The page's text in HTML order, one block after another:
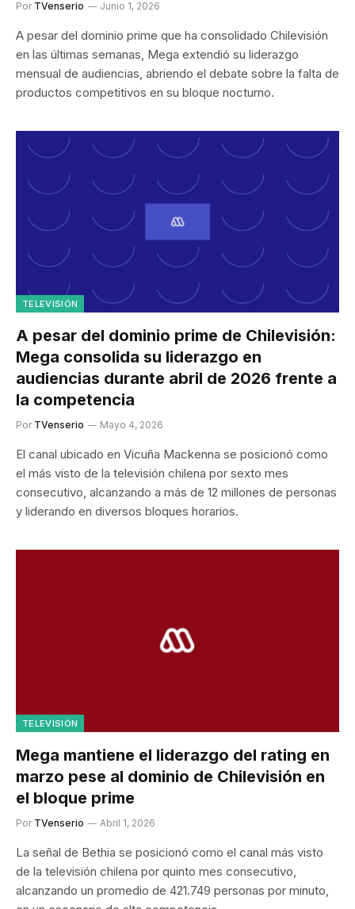
Por TVenserio Junio 1, 2026
A pesar del dominio prime que ha consolidado Chilevisión
en las últimas semanas, Mega extendió su liderazgo
mensual de audiencias, abriendo el debate sobre la falta de
productos competitivos en su bloque nocturno.
TELEVISIÓN
A pesar del dominio prime de Chilevisión:
Mega consolida su liderazgo en
audiencias durante abril de 2026 frente a
la competencia
Por TVenserio Mayo 4, 2026
El canal ubicado en Vicuña Mackenna se posicionó como
el más visto de la televisión chilena por sexto mes
consecutivo, alcanzando a más de 12 millones de personas
y liderando en diversos bloques horarios.
TELEVISIÓN
Mega mantiene el liderazgo del rating en
marzo pese al dominio de Chilevisión en
el bloque prime
Por TVenserio Abril 1, 2026
La señal de Bethia se posicionó como el canal más visto
de la televisión chilena por quinto mes consecutivo,
alcanzando un promedio de 421.749 personas por minuto,